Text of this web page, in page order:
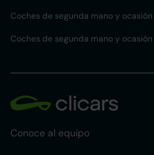
Coches de segunda mano y ocasión
Coches de segunda mano y ocasión
Conoce al equipo